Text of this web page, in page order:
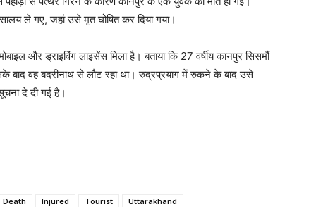
ले गए, जहां उसे मृत घोषित कर दिया गया।
और ड्राइविंग लाइसेंस मिला है। बताया कि 27 वर्षीय कानपुर सिसमौं
बाद वह बदरीनाथ से लौट रहा था। रुद्रप्रयाग में रुकने के बाद उसे
दे दी गई है।
Death Injured Tourist Uttarakhand